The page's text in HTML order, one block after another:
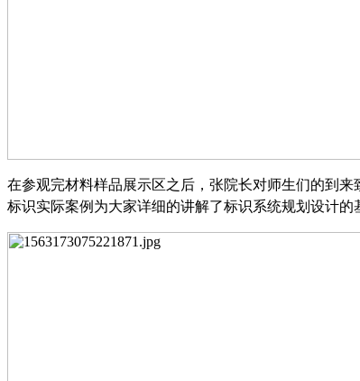
在参观完材料样品展示区之后，张院长对师生们的到
标识实际案例为大家详细的讲解了标识系统规划设计